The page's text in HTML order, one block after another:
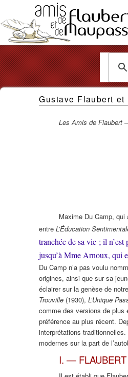
Les
Gustave Flaubert et
Les Amis de Flaubert
Maxime Du Camp,
entre L’Éducation
tranchée de sa vie ; il
jusqu’à Mme Arnoux, qui
Du Camp n’a pas voulu
origines, ainsi que sur sa
éclairer sur la genèse de
Trouville (1930), L’Unique
comme des versions de plus
préférence au plus récent.
interprétations
modernes sur la part de
I. — FLAUBERT